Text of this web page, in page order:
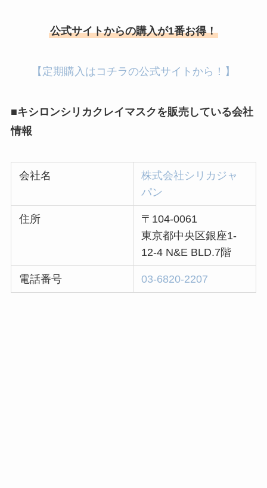
公式サイトからの購入が1番お得！
【定期購入はコチラの公式サイトから！】
■キシロンシリカクレイマスクを販売している会社
情報
会社名
株式会社シリカジャ
パン
住所
〒104-0061
東京都中央区銀座1-
12-4 N&E BLD.7階
電話番号 03-6820-2207